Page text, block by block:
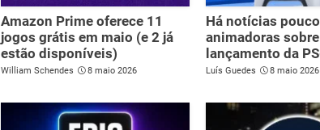
Amazon Prime oferece 11
jogos grátis em maio (e 2 já
estão disponíveis)
William Schendes 8 maio 2026
Há notícias pouco
animadoras
lançamento da
Luís Guedes 8 maio 2026